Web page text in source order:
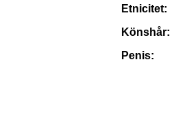
Etnicitet:
Könshår:
Penis: